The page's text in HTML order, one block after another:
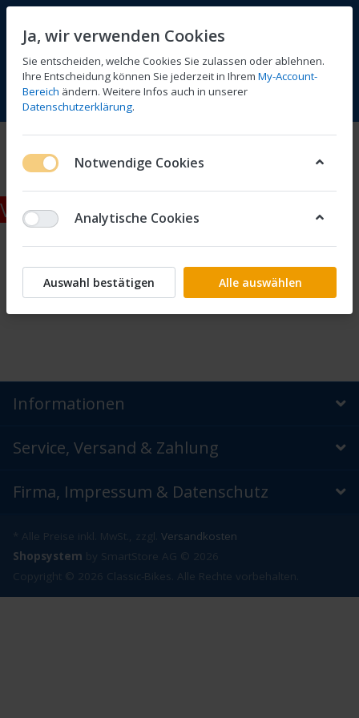
Menü Anmelden Vergleichen Wunschliste
Kabelbaum
Vertrag widerrufen
Informationen
Service, Versand & Zahlung
Firma, Impressum & Datenschutz
* Alle Preise inkl. MwSt., zzgl. Versandkosten
Shopsystem by SmartStore AG © 2026
Copyright © 2026 Classic-Bikes. Alle Rechte vorbehalten.
Ja, wir verwenden Cookies
Sie entscheiden, welche Cookies Sie zulassen oder ablehnen.
Ihre Entscheidung können Sie jederzeit in Ihrem My-Account-
Bereich ändern. Weitere Infos auch in unserer
Datenschutzerklärung.
Notwendige Cookies
Analytische Cookies
Auswahl bestätigen Alle auswählen